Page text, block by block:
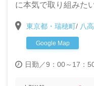
に本気で取り組みた
上に特化した取り組
います。
東京都・瑞穂町/ 八
Google Map
日勤／9：00～17：